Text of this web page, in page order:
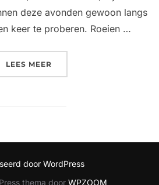
deze avonden gewoon langs
keer te proberen. Roeien …
LEES MEER“TRAININGEN
door WordPress
thema door WPZOOM